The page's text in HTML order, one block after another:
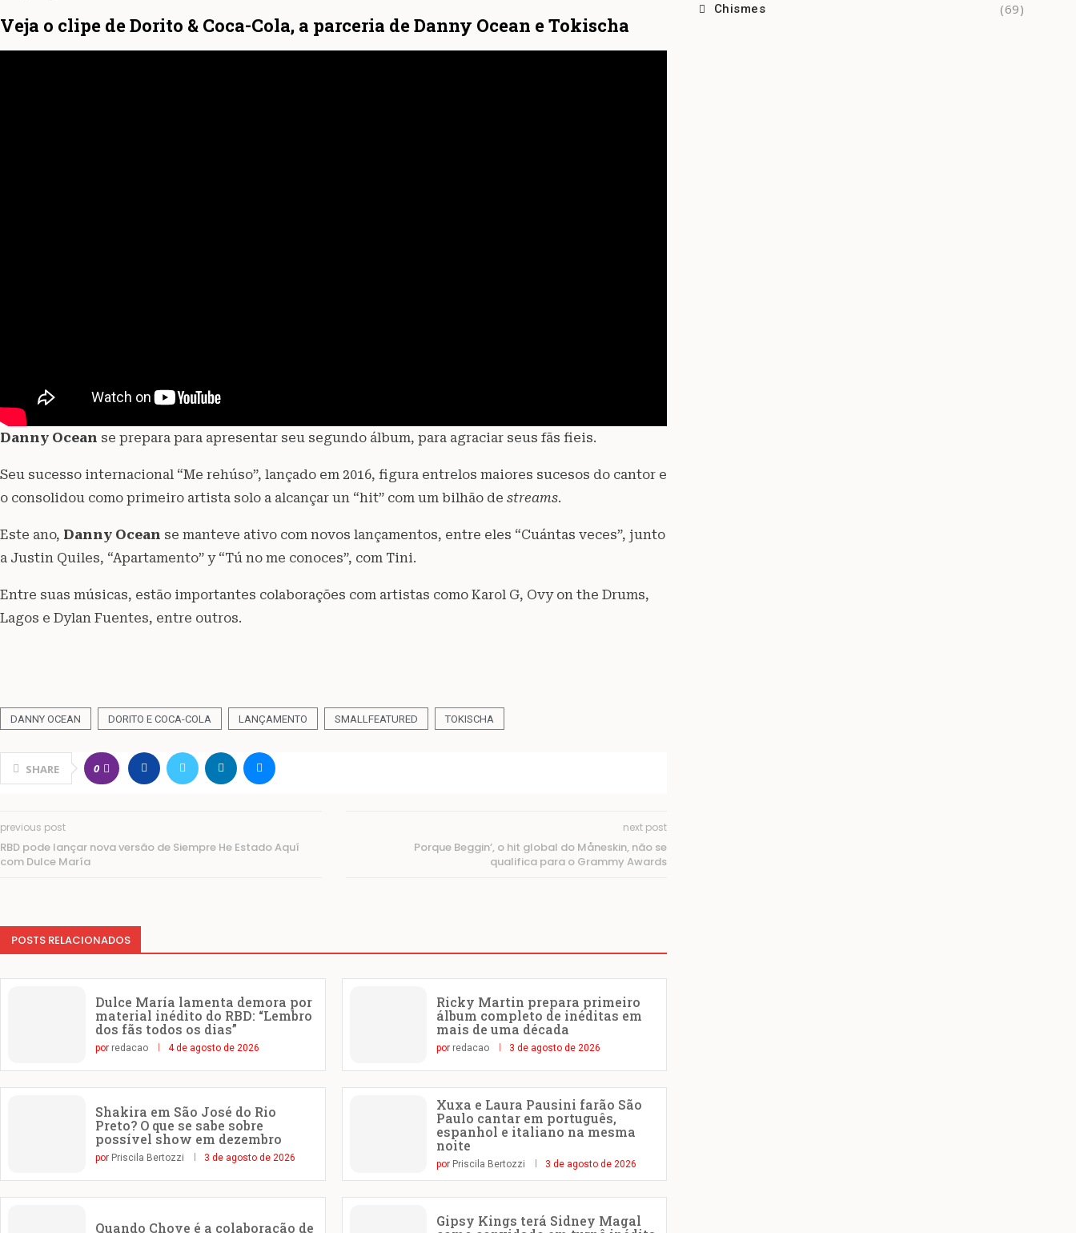
Veja o clipe de Dorito & Coca-Cola, a parceria de Danny Ocean e Tokischa
Danny Ocean se prepara para apresentar seu segundo álbum, para agraciar seus fãs fieis.
Seu sucesso internacional “Me rehúso”, lançado em 2016, figura entrelos maiores sucesos do cantor e
o consolidou como primeiro artista solo a alcançar un “hit” com um bilhão de streams.
Este ano, Danny Ocean se manteve ativo com novos lançamentos, entre eles “Cuántas veces”, junto
a Justin Quiles, “Apartamento” y “Tú no me conoces”, com Tini.
Entre suas músicas, estão importantes colaborações com artistas como Karol G, Ovy on the Drums,
Lagos e Dylan Fuentes, entre outros.
DANNY OCEAN DORITO E COCA-COLA LANÇAMENTO SMALLFEATURED TOKISCHA
SHARE 0
previous post
RBD pode lançar nova versão de Siempre He Estado Aquí
com Dulce María
next post
Porque Beggin’, o hit global do Måneskin, não se
qualifica para o Grammy Awards
POSTS RELACIONADOS
Dulce María lamenta demora por
material inédito do RBD: “Lembro
dos fãs todos os dias”
por redacao 4 de agosto de 2026
Ricky Martin prepara primeiro
álbum completo de inéditas em
mais de uma década
por redacao 3 de agosto de 2026
Shakira em São José do Rio
Preto? O que se sabe sobre
possível show em dezembro
por Priscila Bertozzi 3 de agosto de 2026
Xuxa e Laura Pausini farão São
Paulo cantar em português,
espanhol e italiano na mesma
noite
por Priscila Bertozzi 3 de agosto de 2026
Quando Chove é a colaboração de
Gipsy Kings terá Sidney Magal
Chismes (69)